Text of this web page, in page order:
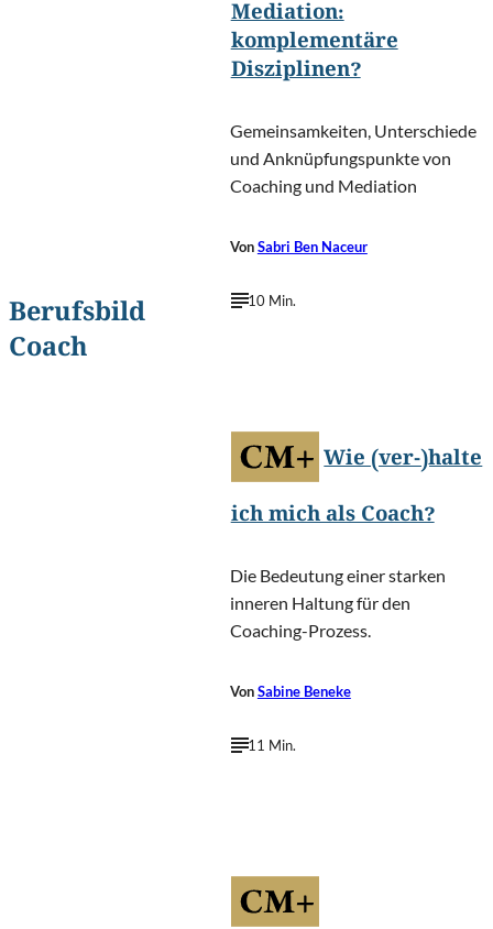
Berufsbild
Coach
Mediation:
komplementäre
Disziplinen?
Gemeinsamkeiten, Unterschiede
und Anknüpfungspunkte von
Coaching und Mediation
VonSabri Ben Naceur
10 Min.
Wie (ver-)halte
ich mich als Coach?
Die Bedeutung einer starken
inneren Haltung für den
Coaching-Prozess.
VonSabine Beneke
11 Min.